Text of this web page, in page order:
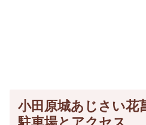
小田原城あじさい花